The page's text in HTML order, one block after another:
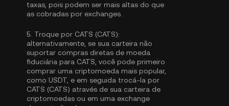
taxas, pois podem ser mais altas do que
as cobradas por exchanges.
5. Troque por CATS (CATS):
alternativamente, se sua carteira não
suportar compras diretas de moeda
fiduciária para CATS, você pode primeiro
comprar uma criptomoeda mais popular,
como USDT, e em seguida trocá-la por
CATS (CATS) através de sua carteira de
criptomoedas ou em uma exchange